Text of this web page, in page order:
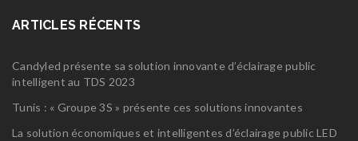
ARTICLES RÉCENTS
Candyled présente sa solution innovante d’éclairage public
intelligent au TDS 2023
Tunis : « Groupe 3S » présente ces solutions innovantes
La solution économiques et intelligentes d’éclairage public LED